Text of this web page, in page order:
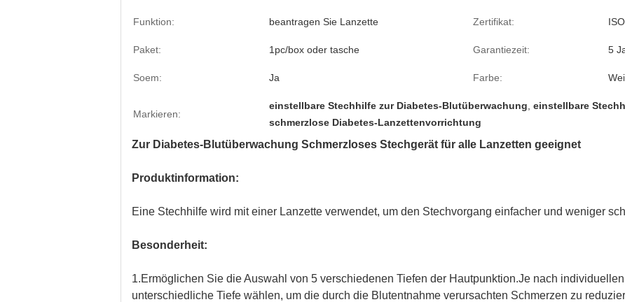
Funktion: beantragen Sie Lanzette Zertifikat:
Paket: 1pc/box oder tasche Garantiezeit: 5
Soem: Ja Farbe:
Markieren:
einstellbare Stechhilfe zur Diabetes-Blutüberwachung einstellbare
schmerzlose Diabetes-Lanzettenvorrichtung
Zur Diabetes-Blutüberwachung Schmerzloses Stechgerät für alle Lanzetten geeignet
Produktinformation:
Eine Stechhilfe wird mit einer Lanzette verwendet, um den Stechvorgang einfacher und weniger
Besonderheit:
1.Ermöglichen Sie die Auswahl von 5 verschiedenen Tiefen der Hautpunktion.Je nach
unterschiedliche Tiefe wählen, um die durch die Blutentnahme verursachten Schmerzen zu